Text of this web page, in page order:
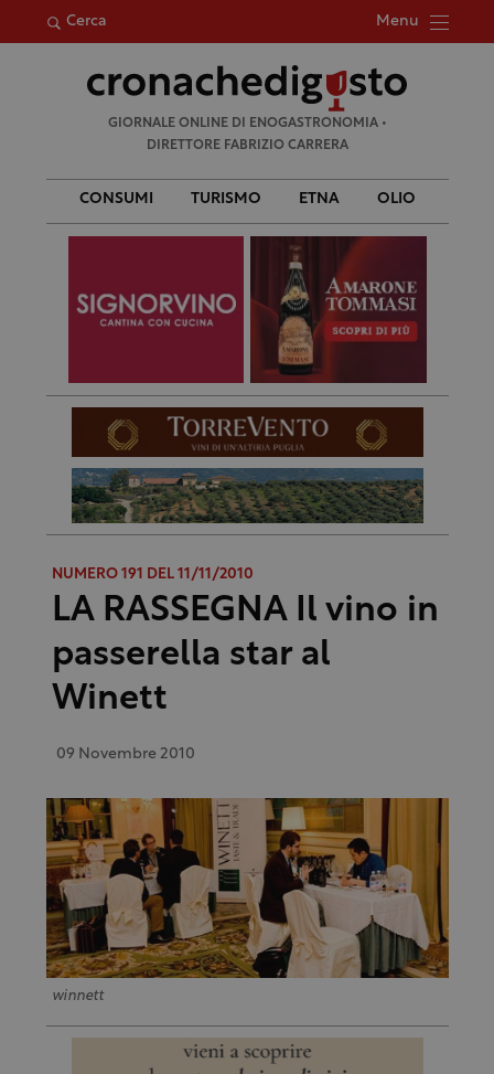
Cerca Menu
per:
GIORNALE ONLINE DI ENOGASTRONOMIA •
DIRETTORE FABRIZIO CARRERA
CONSUMI TURISMO ETNA OLIO
NUMERO 191 DEL 11/11/2010
LA RASSEGNA Il vino in
passerella star al
Winett
09 Novembre 2010
winnett